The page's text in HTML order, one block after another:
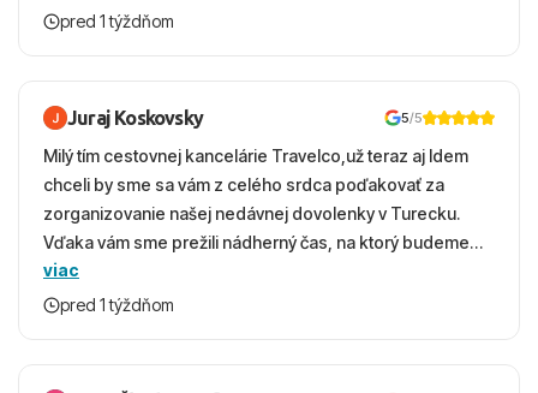
krasny, cisty. Sluzby top. Strava, prostredie, more,
pred 1 týždňom
Juraj Koskovsky 5/5
Milý tím cestovnej kancelárie Travelco,už teraz aj Idem
chceli by sme sa vám z celého srdca poďakovať za
zorganizovanie našej nedávnej dovolenky v Turecku.
Vďaka vám sme prežili nádherný čas, na ktorý budeme
ešte dlho s úsmevom spomínať. ​Všetko prebehlo
absolútne hladko – od prvotného výberu zájazdu, cez
bola to trefa do čierneho! ​Čo nás dostalo najviac: ​Skvelé
viac
pred 1 týždňom